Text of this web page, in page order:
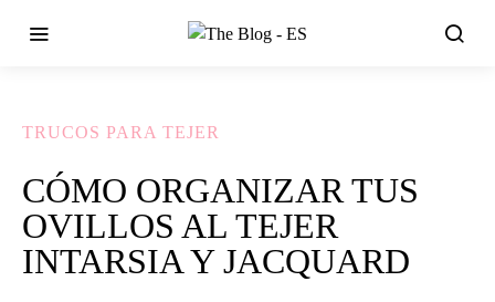
TRUCOS PARA TEJER
CÓMO ORGANIZAR TUS
OVILLOS AL TEJER
INTARSIA Y JACQUARD